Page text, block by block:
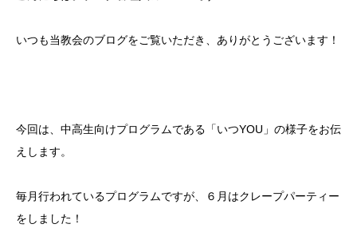
いつも当教会のブログをご覧いただき、ありがとうございます！
今回は、中高生向けプログラムである「いつYOU」の様子をお伝
えします。
毎月行われているプログラムですが、６月はクレープパーティー
をしました！